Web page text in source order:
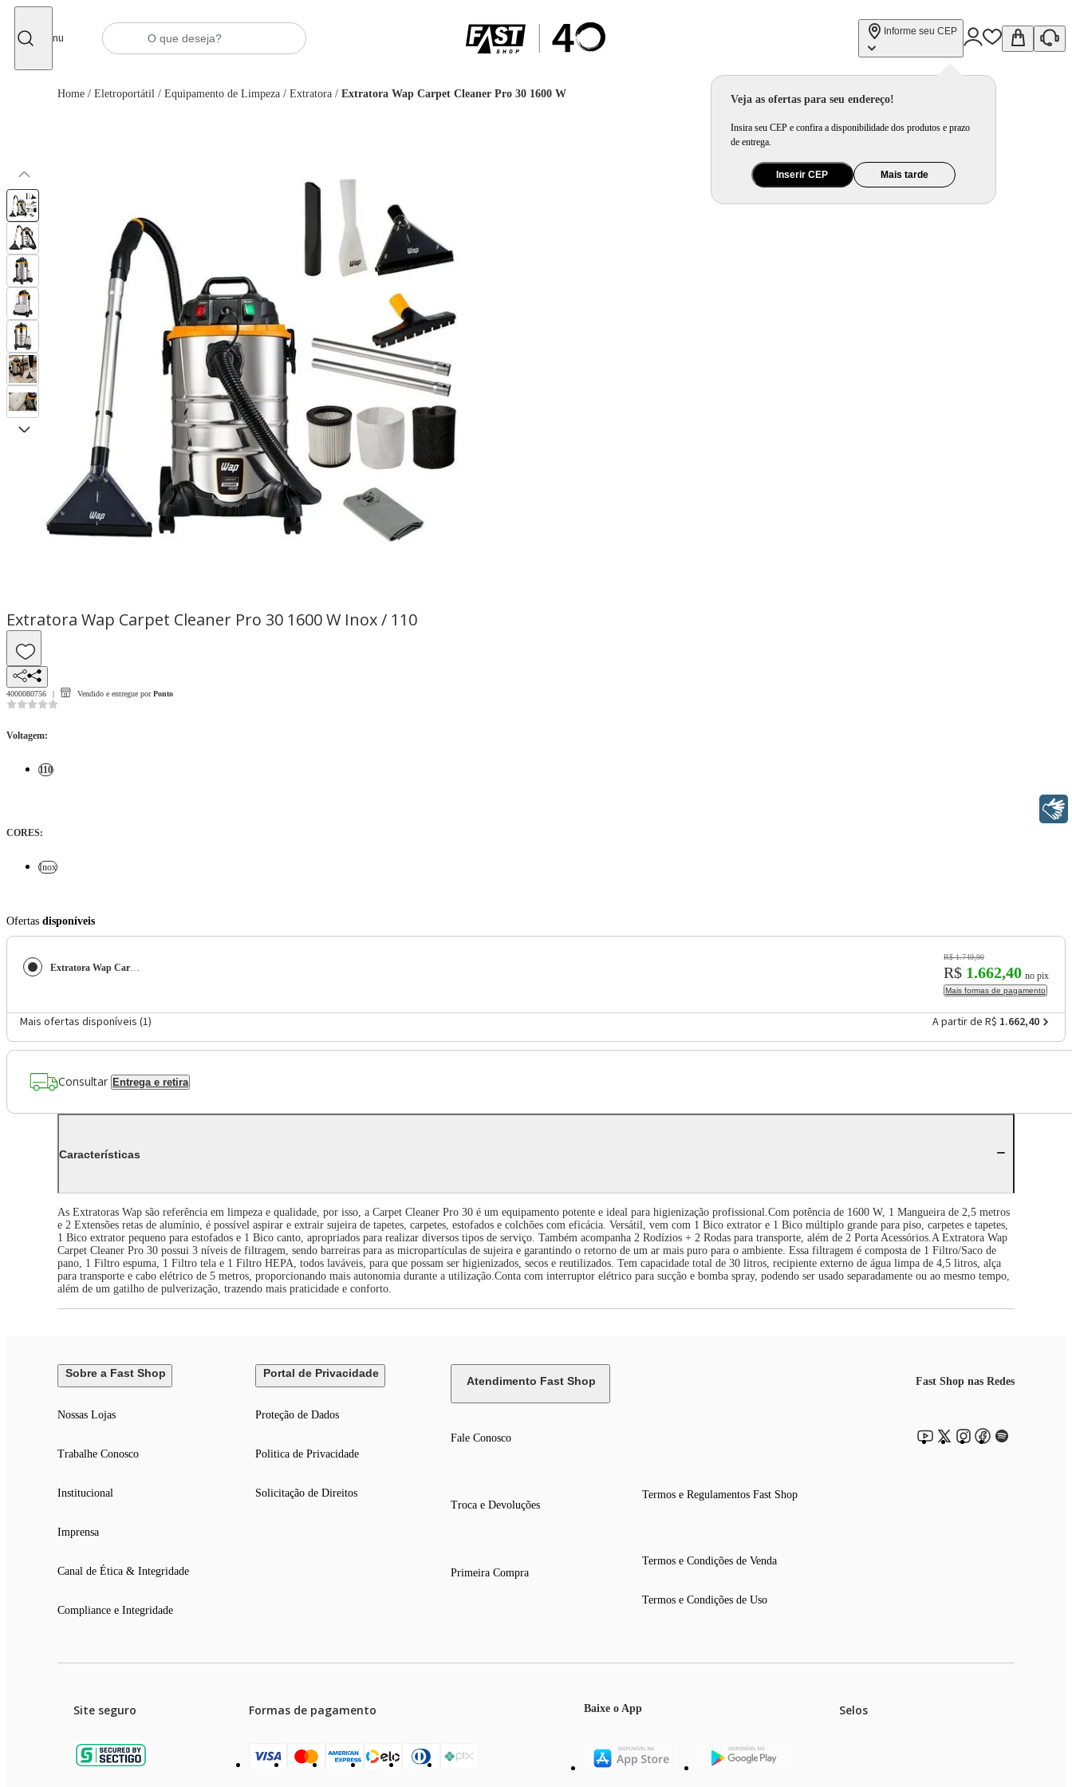
Menu
Informe seu CEP
Veja as ofertas para seu endereço!
Insira seu CEP e confira a disponibilidade dos produtos e prazo
de entrega.
Inserir CEP Mais tarde
Home / Eletroportátil / Equipamento de Limpeza / Extratora / Extratora Wap Carpet Cleaner Pro 30 1600 W
Extratora Wap Carpet Cleaner Pro 30 1600 W Inox / 110
4000080756 Vendido e entregue por Ponto
Voltagem:
110
CORES:
Inox
Ofertas disponíveis
Extratora Wap Carpet Cleaner Pro 30 1600 W
R$ 1.749,90
R$ 1.662,40 no pix
Mais formas de pagamento
Mais ofertas disponíveis (1) A partir de R$ 1.662,40
Consultar Entrega e retira
Características
As Extratoras Wap são referência em limpeza e qualidade, por isso, a Carpet Cleaner Pro 30 é um equipamento potente e ideal para higienização profissional.Com potência de 1600 W, 1 Mangueira de 2,5 metros
e 2 Extensões retas de alumínio, é possível aspirar e extrair sujeira de tapetes, carpetes, estofados e colchões com eficácia. Versátil, vem com 1 Bico extrator e 1 Bico múltiplo grande para piso, carpetes e tapetes,
1 Bico extrator pequeno para estofados e 1 Bico canto, apropriados para realizar diversos tipos de serviço. Também acompanha 2 Rodízios + 2 Rodas para transporte, além de 2 Porta Acessórios.A Extratora Wap
Carpet Cleaner Pro 30 possui 3 níveis de filtragem, sendo barreiras para as micropartículas de sujeira e garantindo o retorno de um ar mais puro para o ambiente. Essa filtragem é composta de 1 Filtro/Saco de
pano, 1 Filtro espuma, 1 Filtro tela e 1 Filtro HEPA, todos laváveis, para que possam ser higienizados, secos e reutilizados. Tem capacidade total de 30 litros, recipiente externo de água limpa de 4,5 litros, alça
para transporte e cabo elétrico de 5 metros, proporcionando mais autonomia durante a utilização.Conta com interruptor elétrico para sucção e bomba spray, podendo ser usado separadamente ou ao mesmo tempo,
além de um gatilho de pulverização, trazendo mais praticidade e conforto.
Sobre a Fast Shop
Nossas Lojas
Trabalhe Conosco
Institucional
Imprensa
Canal de Ética & Integridade
Compliance e Integridade
Portal de Privacidade
Proteção de Dados
Politica de Privacidade
Solicitação de Direitos
Atendimento Fast Shop
Fale Conosco
Troca e Devoluções
Primeira Compra
Termos e Regulamentos Fast Shop
Termos e Condições de Venda
Termos e Condições de Uso
Fast Shop nas Redes
Site seguro Formas de pagamento Baixe o App Selos